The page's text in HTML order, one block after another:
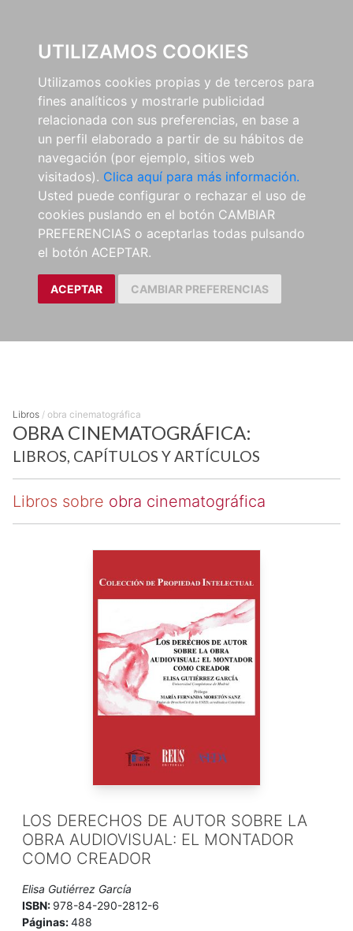
UTILIZAMOS COOKIES
Utilizamos cookies propias y de terceros para
fines analíticos y mostrarle publicidad
relacionada con sus preferencias, en base a
un perfil elaborado a partir de su hábitos de
navegación (por ejemplo, sitios web
visitados). Clica aquí para más información.
Usted puede configurar o rechazar el uso de
cookies puslando en el botón CAMBIAR
PREFERENCIAS o aceptarlas todas pulsando
el botón ACEPTAR.
ACEPTAR CAMBIAR PREFERENCIAS
Libros / obra cinematográfica
OBRA CINEMATOGRÁFICA:
LIBROS, CAPÍTULOS Y ARTÍCULOS
Libros sobre obra cinematográfica
LOS DERECHOS DE AUTOR SOBRE LA
OBRA AUDIOVISUAL: EL MONTADOR
COMO CREADOR
Elisa Gutiérrez García
ISBN: 978-84-290-2812-6
Páginas:488